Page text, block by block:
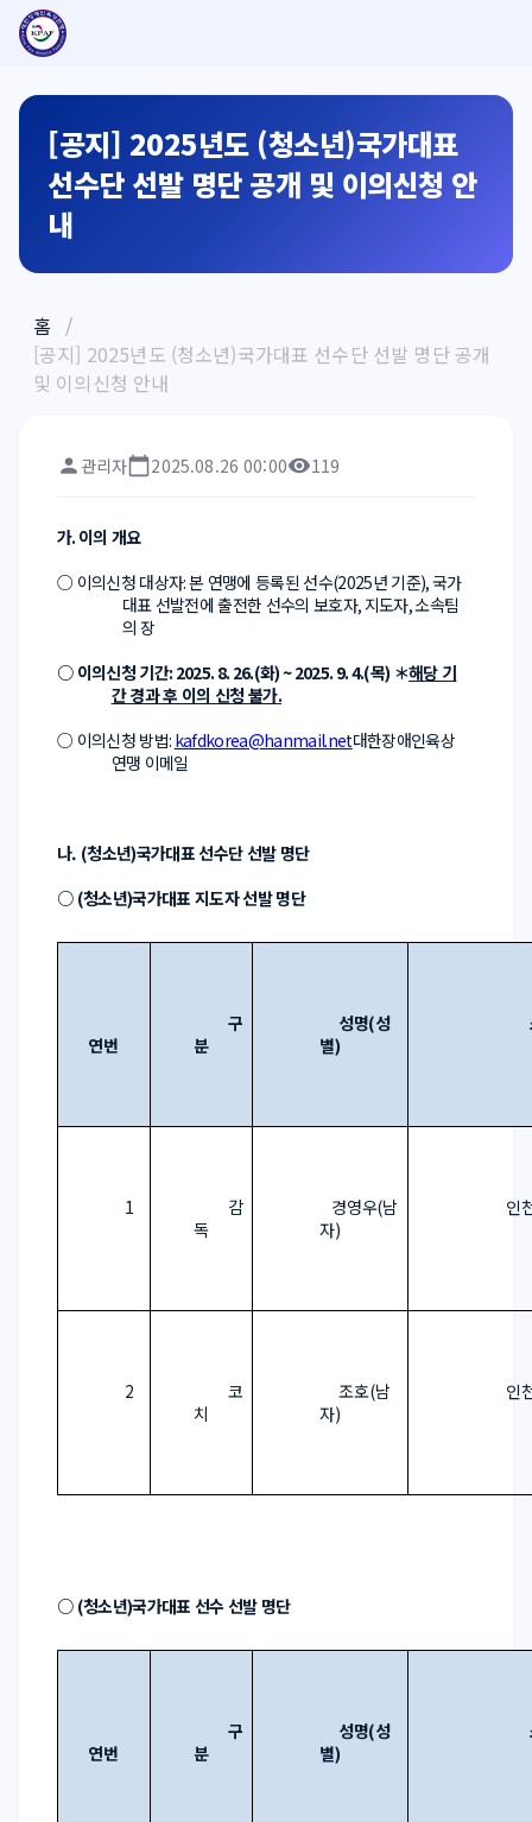
[공지] 2025년도 (청소년)국가대표
선수단 선발 명단 공개 및 이의신청 안
내
홈 /
[공지] 2025년도 (청소년)국가대표 선수단 선발 명단 공개
및 이의신청 안내
관리자 2025.08.26 00:00 119
가. 이의 개요
○ 이의신청 대상자: 본 연맹에 등록된 선수(2025년 기준), 국가
대표 선발전에 출전한 선수의 보호자, 지도자, 소속팀
의 장
○ 이의신청 기간: 2025. 8. 26.(화) ~ 2025. 9. 4.(목) ＊해당 기
간 경과 후 이의 신청 불가.
○ 이의신청 방법: kafdkorea@hanmail.net대한장애인육상
연맹 이메일
나. (청소년)국가대표 선수단 선발 명단
○ (청소년)국가대표 지도자 선발 명단
연번
구
분
성명(성
별)
1
감
독
경영우(남
자)
인
2
코
치
조호(남
자)
인
○ (청소년)국가대표 선수 선발 명단
연번
구
분
성명(성
별)